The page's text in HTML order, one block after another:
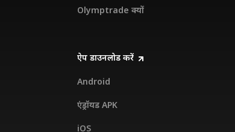
Olymptrade क्यों
ऐप डाउनलोड करें
Android
एंड्रॉयड APK
iOS